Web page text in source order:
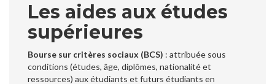
Les aides aux études
supérieures
Bourse sur critères sociaux (BCS) : attribuée sous
conditions (études, âge, diplômes, nationalité et
ressources) aux étudiants et futurs étudiants en